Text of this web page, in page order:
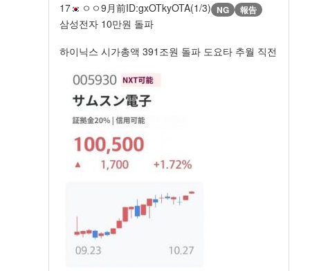
17 ㅇㅇ9月前ID:gxOTkyOTA(1/3) NG 報告
삼성전자 10만원 돌파
하이닉스 시가총액 391조원 돌파 도요타 추월 직전